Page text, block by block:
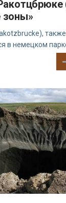
в немецком